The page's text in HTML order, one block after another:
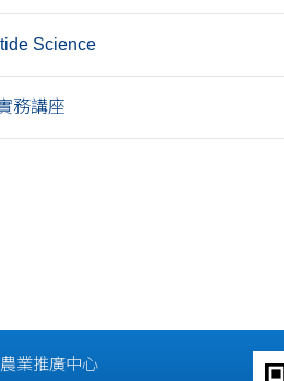
Science
務講座
農業推廣中心